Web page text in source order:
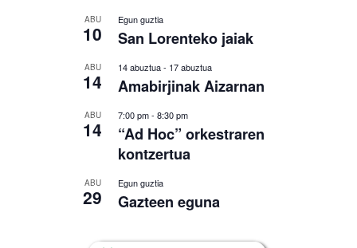
ABU
10
Egun guztia
San Lorenteko jaiak
ABU
14
14 abuztua- 17 abuztua
Amabirjinak Aizarnan
ABU
14
7:00 pm- 8:30 pm
“Ad Hoc” orkestraren
kontzertua
ABU
29
Egun guztia
Gazteen eguna